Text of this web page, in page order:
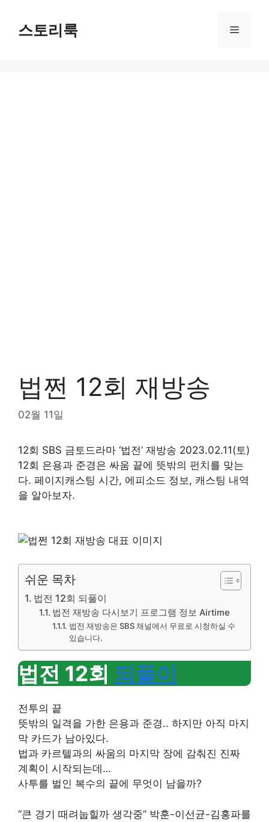
content스토리룩 Menu
법쩐 12회 재방송
02월 11일
12회 SBS 금토드라마 ‘법전’ 재방송 2023.02.11(토)
12회 은용과 준경은 싸움 끝에 뜻밖의 펀치를 맞는
다. 페이지캐스팅 시간, 에피소드 정보, 캐스팅 내역
을 알아보자.
쉬운 목차
법전 12회 되풀이
법전 재방송 다시보기 프로그램 정보 Airtime
법전 재방송은 SBS 채널에서 무료로 시청하실 수
있습니다.
법전 12회 되풀이
전투의 끝
뜻밖의 일격을 가한 은용과 준경.. 하지만 아직 마지
막 카드가 남아있다.
법과 카르텔과의 싸움의 마지막 장에 감춰진 진짜
계획이 시작되는데…
사투를 벌인 복수의 끝에 무엇이 남을까?
“큰 경기 때려눕힐까 생각중” 박훈-이선균-김홍파를